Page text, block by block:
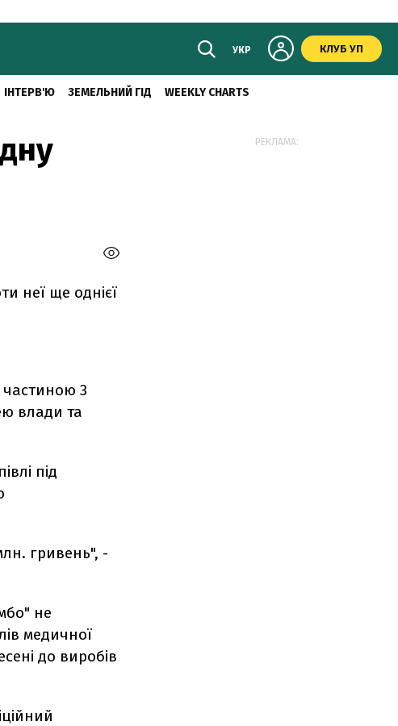
УКР КЛУБ УП
ІНТЕРВ'Ю ЗЕМЕЛЬНИЙ ГІД WEEKLY CHARTS
неї ще однієї
3
влади та
під
гривень", -
не
медичної
до виробів
РЕКЛАМА: